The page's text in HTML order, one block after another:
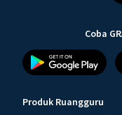
Coba
Produk Ruangguru